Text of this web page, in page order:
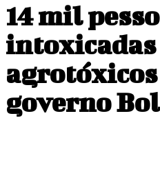
14 mil
governo